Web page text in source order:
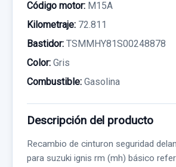
Código motor: M15A
Kilometraje: 72.811
Bastidor: TSMMHY81S00248878
Color: Gris
Combustible: Gasolina
Descripción del producto
Recambio de cinturon seguridad
para suzuki ignis rm (mh) básico